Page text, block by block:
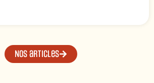
Nos articles